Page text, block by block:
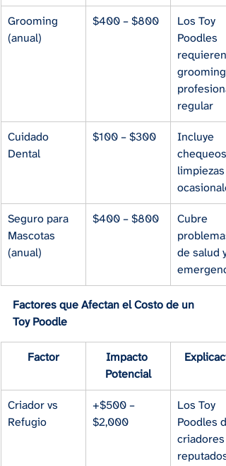
Grooming
(anual)
$400 – $800
Los Toy
Poodles
requieren
grooming
regular
Cuidado
Dental
$100 – $300
Incluye
chequeos
limpiezas
Seguro para
Mascotas
(anual)
$400 – $800
Cubre
problemas
de salud y
Factores que Afectan el Costo de un
Toy Poodle
Factor
Impacto
Potencial
Criador vs
Refugio
+$500 –
$2,000
Los Toy
Poodles
criadores
reputados